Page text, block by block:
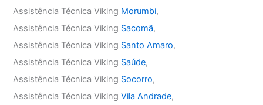
Assistência Técnica Viking Morumbi,
Assistência Técnica Viking Sacomã,
Assistência Técnica Viking Santo Amaro,
Assistência Técnica Viking Saúde,
Assistência Técnica Viking Socorro,
Assistência Técnica VikingVila Andrade,